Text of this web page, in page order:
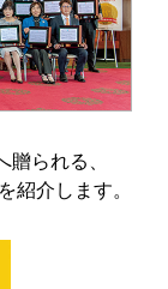
られる、
介します。